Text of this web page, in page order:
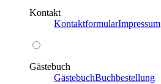
Kontakt
KontaktformularImpressum
Gästebuch
GästebuchBuchbestellung